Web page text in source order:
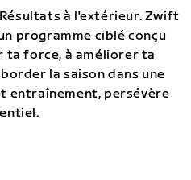
à l'extérieur. Zwift
programme ciblé conçu
ta force, à améliorer ta
la saison dans une
entraînement, persévère